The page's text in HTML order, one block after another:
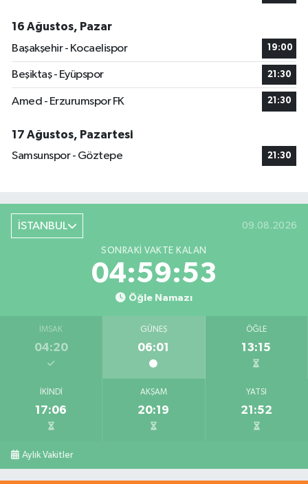
16 Ağustos, Pazar
Başakşehir - Kocaelispor
19:00
Beşiktaş - Eyüpspor 21:30
Amed - Erzurumspor FK 21:30
17 Ağustos, Pazartesi
Samsunspor - Göztepe
21:30
İSTANBUL 09.08.2026
SONRAKI VAKTE KALAN
04:59:53
Öğle Namazı
İMSAK
04:20
GÜNEŞ
06:01
ÖĞLE
13:15
İKINDI
17:06
AKŞAM
20:19
YATSI
21:52
Aylık Vakitler